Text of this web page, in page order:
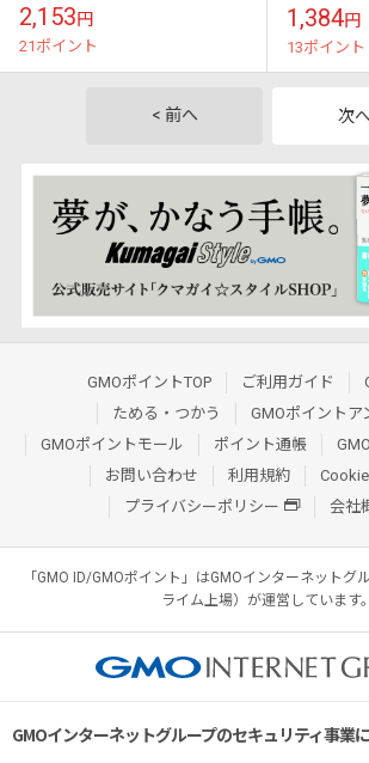
2,153円
21ポイント
1,384円
13ポイント
< 前へ 次
GMOポイントTOP ご利用ガイド
ためる・つかう
GMOポイントア
GMOポイントモール
ポイント通帳
お問い合わせ
利用規約
プライバシーポリシー
会社
「GMO ID/GMOポイント」はGMOインターネットグ
ライム上場）が運営しています。
GMOインターネットグループのセキュリティ事業